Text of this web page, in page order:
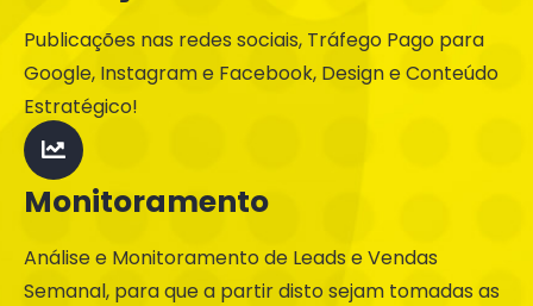
Publicações nas redes sociais, Tráfego Pago para
Google, Instagram e Facebook, Design e Conteúdo
Estratégico!
Monitoramento
Análise e Monitoramento de Leads e Vendas
Semanal, para que a partir disto sejam tomadas as